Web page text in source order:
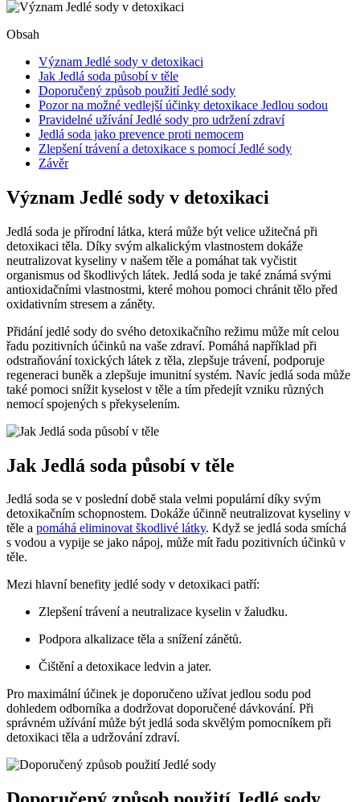
Obsah
Význam Jedlé sody v detoxikaci
Jak Jedlá soda působí v těle
Doporučený způsob použití Jedlé sody
Pozor na možné vedlejší účinky detoxikace Jedlou sodou
Pravidelné užívání Jedlé sody pro udržení zdraví
Jedlá soda jako prevence proti nemocem
Zlepšení trávení a detoxikace s pomocí Jedlé sody
Závěr
Význam Jedlé sody v detoxikaci
Jedlá soda je přírodní látka, která může být velice užitečná při
detoxikaci těla. Díky svým alkalickým vlastnostem dokáže
neutralizovat kyseliny v našem těle a pomáhat tak vyčistit
organismus od škodlivých látek. Jedlá soda je také známá svými
antioxidačními vlastnostmi, které mohou pomoci chránit tělo před
oxidativním stresem a záněty.
Přidání jedlé sody do svého detoxikačního režimu může mít celou
řadu pozitivních účinků na vaše zdraví. Pomáhá například při
odstraňování toxických látek z těla, zlepšuje trávení, podporuje
regeneraci buněk a zlepšuje imunitní systém. Navíc jedlá soda může
také pomoci snížit kyselost v těle a tím předejít vzniku různých
nemocí spojených s překyselením.
Jak Jedlá soda působí v těle
Jedlá soda se v poslední době stala velmi populární díky svým
detoxikačním schopnostem. Dokáže účinně neutralizovat kyseliny v
těle a pomáhá eliminovat škodlivé látky. Když se jedlá soda smíchá
s vodou a vypije se jako nápoj, může mít řadu pozitivních účinků v
těle.
Mezi hlavní benefity jedlé sody v detoxikaci patří:
Zlepšení trávení a neutralizace kyselin v žaludku.
Podpora alkalizace těla a snížení zánětů.
Čištění a detoxikace ledvin a jater.
Pro maximální účinek je doporučeno užívat jedlou sodu pod
dohledem odborníka a dodržovat doporučené dávkování. Při
správném užívání může být jedlá soda skvělým pomocníkem při
detoxikaci těla a udržování zdraví.